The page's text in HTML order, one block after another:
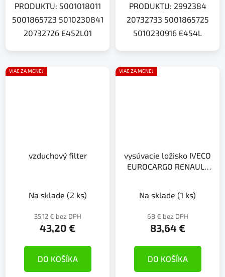
PRODUKTU: 5001018011
5001865723 5010230841
20732726 E452L01
PRODUKTU: 2992384
20732733 5001865725
5010230916 E454L
VIAC ZA MENEJ
vzduchový filter
Na sklade (2 ks)
35,12 € bez DPH
43,20 €
DO KOŠÍKA
VIAC ZA MENEJ
vysúvacie ložisko IVECO
EUROCARGO RENAULT
Na sklade (1 ks)
68 € bez DPH
83,64 €
DO KOŠÍKA